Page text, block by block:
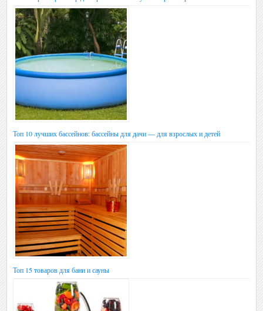
Топ 10 лучших бассейнов: бассейны для дачи — для взрослых и детей
Топ 15 товаров для бани и сауны